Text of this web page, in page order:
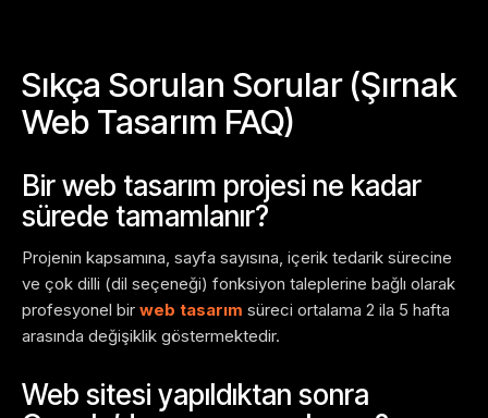
Sıkça Sorulan Sorular (Şırnak
Web Tasarım FAQ)
Bir web tasarım projesi ne kadar
sürede tamamlanır?
Projenin kapsamına, sayfa sayısına, içerik tedarik sürecine
ve çok dilli (dil seçeneği) fonksiyon taleplerine bağlı olarak
profesyonel bir web tasarım süreci ortalama 2 ila 5 hafta
arasında değişiklik göstermektedir.
Web sitesi yapıldıktan sonra